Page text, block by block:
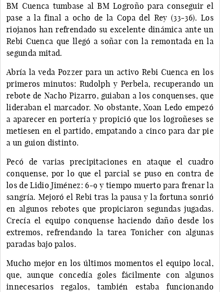
BM Cuenca tumbase al BM Logroño para conseguir el
pase a la final a ocho de la Copa del Rey (33-36). Los
riojanos han refrendado su excelente dinámica ante un
Rebi Cuenca que llegó a soñar con la remontada en la
segunda mitad.
Abría la veda Pozzer para un activo Rebi Cuenca en los
primeros minutos: Rudolph y Perbela, recuperando un
rebote de Nacho Pizarro, guiaban a los conquenses, que
lideraban el marcador. No obstante, Xoan Ledo empezó
a aparecer en portería y propició que los logroñeses se
metiesen en el partido, empatando a cinco para dar pie
a un guion distinto.
Pecó de varias precipitaciones en ataque el cuadro
conquense, por lo que el parcial se puso en contra de
los de Lidio Jiménez: 6-9 y tiempo muerto para frenar la
sangría. Mejoró el Rebi tras la pausa y la fortuna sonrió
en algunos rebotes que propiciaron segundas jugadas.
Crecía el equipo conquense haciendo daño desde los
extremos, refrendando la tarea Tonicher con algunas
paradas bajo palos.
Mucho mejor en los últimos momentos el equipo local,
que, aunque concedía goles fácilmente con algunos
innecesarios regalos, también estaba funcionando